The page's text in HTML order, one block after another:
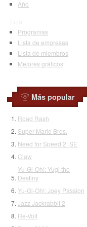
Año
Programas
Lista de empresas
Lista de miembros
Mejores gráficos
Más popular
Road Rash
Super Mario Bros.
Need for Speed 2: SE
Claw
Yu-Gi-Oh!: Yugi the
Destiny
Yu-Gi-Oh!: Joey Passion
Jazz Jackrabbit 2
Re-Volt